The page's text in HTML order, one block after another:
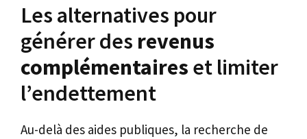
Les alternatives pour
générer des revenus
complémentaires et limiter
l’endettement
Au-delà des aides publiques, la recherche de